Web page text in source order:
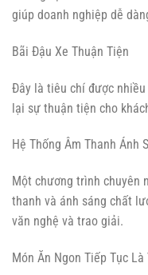
giúp doanh nghiệp dễ
Bãi Đậu Xe Thuận Tiện
Đây là tiêu chí được
lại sự thuận tiện cho
Hệ Thống Âm Thanh Ánh
Một chương trình chuyên
thanh và ánh sáng chất
văn nghệ và trao giải.
Món Ăn Ngon Tiếp Tục